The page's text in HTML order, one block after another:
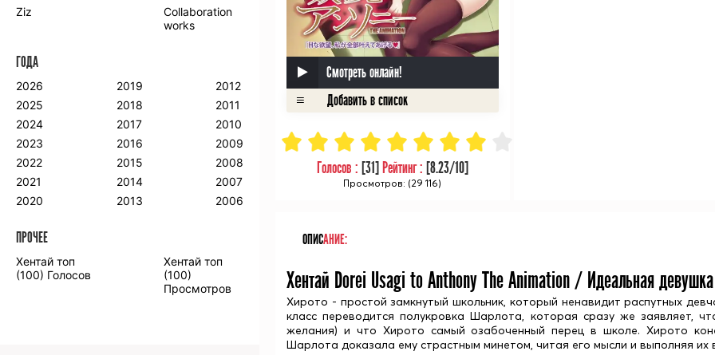
Смотреть онлайн!
Голосов : [31] Рейтинг : [8.23/10]
Просмотров: (29 116)
ОПИСАНИЕ:
Хентай Dorei Usagi to Anthony The Animation / Идеальная
Хирото - простой замкнутый школьник, который ненавидит распутных
класс переводится полукровка Шарлота, которая сразу же заявляет,
желания) и что Хирото самый озабоченный перец в школе. Хирото
Шарлота доказала ему страстным минетом, читая его мысли и выполняя их
ПО ГОДУ
2023
2022
2021
2020
2019
2018
2017
2016
2013
2012
2011
2010
2009
2008
2005
2004
2003
2002
2001
2000
ПРОЧЕЕ
Аниме фильмы Аниме OVA
Ziz
Collaboration
works
ГОДА
2026
2025
2024
2023
2022
2021
2020
2019
2018
2017
2016
2015
2014
2013
2012
2011
2010
2009
2008
2007
2006
ПРОЧЕЕ
Хентай топ
(100) Голосов
Хентай топ
(100)
Просмотров